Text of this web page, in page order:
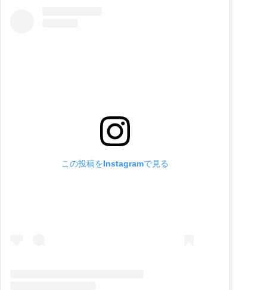
この投稿をInstagramで見る